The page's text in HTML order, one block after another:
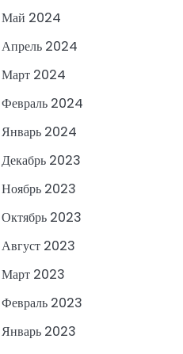
Май 2024
Апрель 2024
Март 2024
Февраль 2024
Январь 2024
Декабрь 2023
Ноябрь 2023
Октябрь 2023
Август 2023
Март 2023
Февраль 2023
Январь 2023